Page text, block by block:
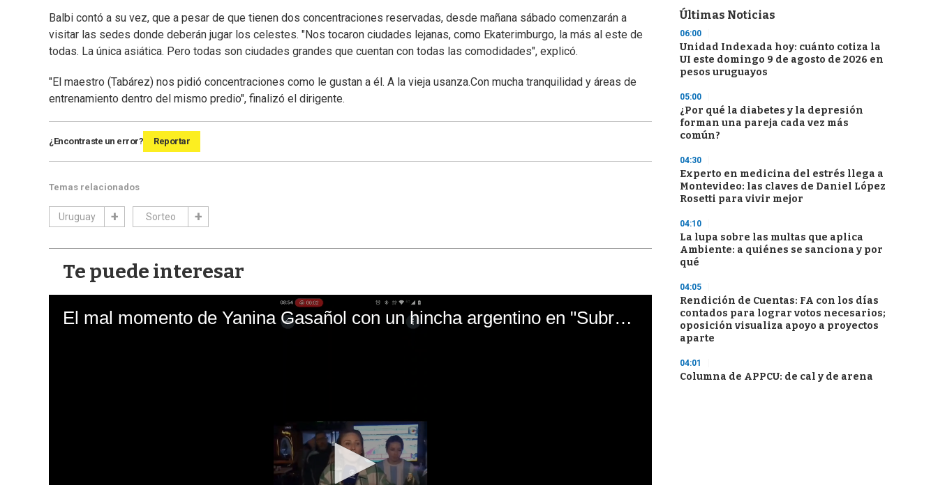
Balbi contó a su vez, que a pesar de que tienen dos concentraciones reservadas, desde mañana sábado comenzarán a
visitar las sedes donde deberán jugar los celestes. "Nos tocaron ciudades lejanas, como Ekaterimburgo, la más al este de
todas. La única asiática. Pero todas son ciudades grandes que cuentan con todas las comodidades", explicó.
"El maestro (Tabárez) nos pidió concentraciones como le gustan a él. A la vieja usanza.Con mucha tranquilidad y áreas de
entrenamiento dentro del mismo predio", finalizó el dirigente.
¿Encontraste un error? Reportar
Temas relacionados
Uruguay Sorteo
Te puede interesar
El mal momento de Yanina Gasañol con un hincha argentino en "Subrayado"
Últimas Noticias
06:00
Unidad Indexada hoy: cuánto cotiza la
UI este domingo 9 de agosto de 2026 en
pesos uruguayos
05:00
¿Por qué la diabetes y la depresión
forman una pareja cada vez más
común?
04:30
Experto en medicina del estrés llega a
Montevideo: las claves de Daniel López
Rosetti para vivir mejor
04:10
La lupa sobre las multas que aplica
Ambiente: a quiénes se sanciona y por
qué
04:05
Rendición de Cuentas: FA con los días
contados para lograr votos necesarios;
oposición visualiza apoyo a proyectos
aparte
04:01
Columna de APPCU: de cal y de arena